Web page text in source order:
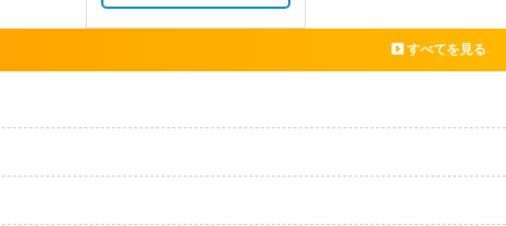
すべてを見る